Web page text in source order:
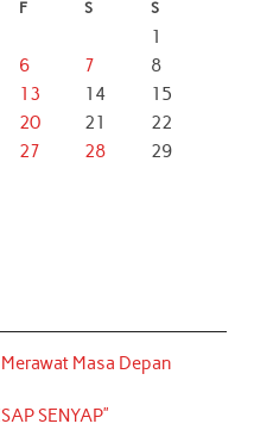
F S S
1
6 7
8
13 14
15
20 21
22
27 28
29
Masa Depan
SENYAP”